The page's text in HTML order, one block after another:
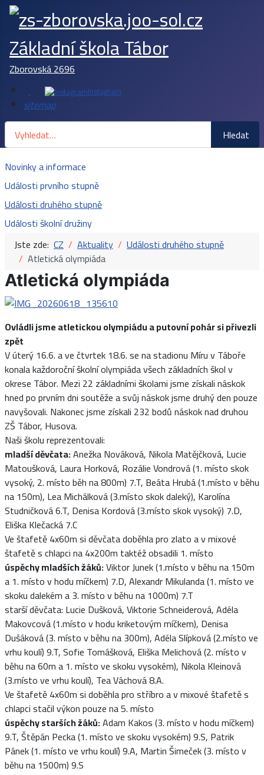
Základní škola Tábor
Zborovská 2696
Instagram
sitemap
Hledat
Hledat
Novinky a informace
Události prvního stupně
Události druhého stupně
Události školní družiny
Jste zde: CZ Aktuality
Události druhého stupně
Atletická olympiáda
Atletická olympiáda
Ovládli jsme atletickou olympiádu a putovní pohár si přivezli
zpět
V úterý 16.6. a ve čtvrtek 18.6. se na stadionu Míru v Táboře
konala každoroční školní olympiáda všech základních škol v
okrese Tábor. Mezi 22 základními školami jsme získali náskok
hned po prvním dni soutěže a svůj náskok jsme druhý den pouze
navyšovali. Nakonec jsme získali 232 bodů náskok nad druhou
ZŠ Tábor, Husova.
Naši školu reprezentovali:
mladší děvčata:Anežka Nováková, Nikola Matějčková, Lucie
Matoušková, Laura Horková, Rozálie Vondrová (1. místo skok
vysoký, 2. místo běh na 800m) 7.T, Beáta Hrubá (1.místo v běhu
na 150m), Lea Michálková (3.místo skok daleký), Karolína
Studničková 6.T, Denisa Kordová (3.místo skok vysoký) 7.D,
Eliška Klečacká 7.C
Ve štafetě 4x60m si děvčata doběhla pro zlato a v mixové
štafetě s chlapci na 4x200m taktéž obsadili 1. místo
úspěchy mladších žáků:Viktor Junek (1.místo v běhu na 150m
a 1. místo v hodu míčkem) 7.D, Alexandr Mikulanda (1. místo ve
skoku dalekém a 3. místo v běhu na 1000m) 7.T
starší děvčata: Lucie Dušková, Viktorie Schneiderová, Adéla
Makovcová (1.místo v hodu kriketovým míčkem), Denisa
Dušáková (3. místo v běhu na 300m), Adéla Slípková (2.místo ve
vrhu koulí) 9.T, Sofie Tomášková, Eliška Melichová (2. místo v
běhu na 60m a 1. místo ve skoku vysokém), Nikola Kleinová
(3.místo ve vrhu koulí), Tea Váchová 8.A.
Ve štafetě 4x60m si doběhla pro stříbro a v mixové štafetě s
chlapci stačil výkon pouze na 5. místo
úspěchy starších žáků:Adam Kakos (3. místo v hodu míčkem)
9.T, Štěpán Pecka (1. místo ve skoku vysokém) 9.S, Patrik
Pánek (1. místo ve vrhu koulí) 9.A, Martin Šimeček (3. místo v
běhu na 1500m) 9.S